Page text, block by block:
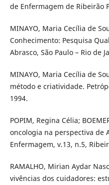
de Enfermagem de Ribeirão
MINAYO, Maria Cecília de
Conhecimento: Pesquisa
Abrasco, São Paulo – Rio de
MINAYO, Maria Cecília de
método e criatividade.
1994.
POPIM, Regina Célia;
oncologia na perspectiva de
Enfermagem, v.13, n.5,
RAMALHO, Mirian Aydar
vivências dos cuidadores: